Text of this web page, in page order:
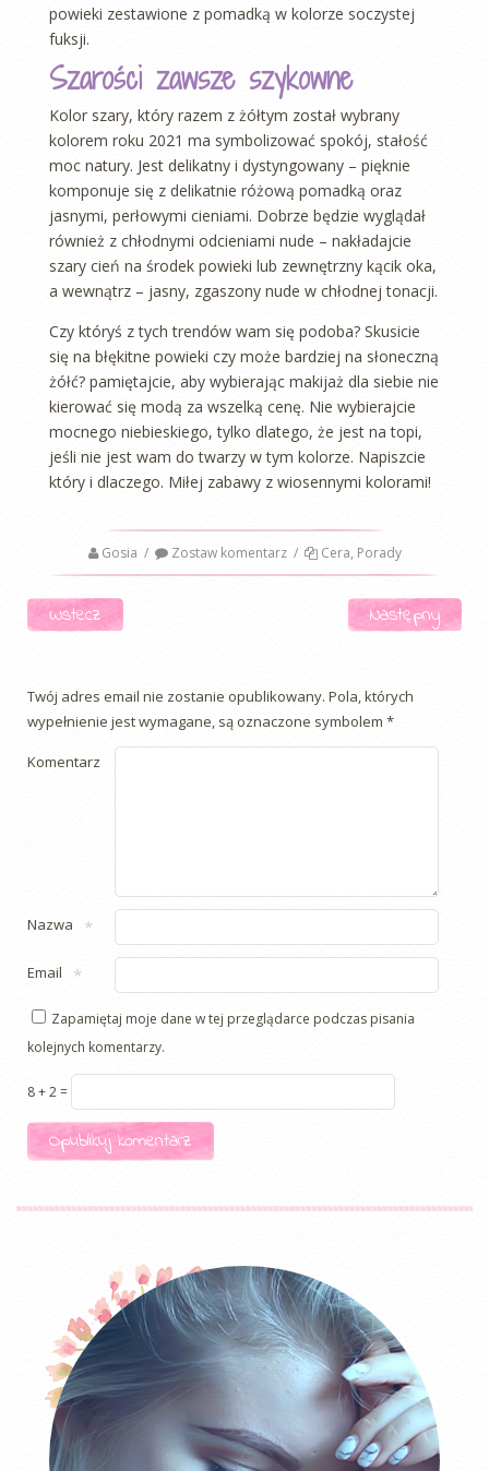
powieki zestawione z pomadką w kolorze soczystej
fuksji.
Szarości zawsze szykowne
Kolor szary, który razem z żółtym został wybrany
kolorem roku 2021 ma symbolizować spokój, stałość
moc natury. Jest delikatny i dystyngowany – pięknie
komponuje się z delikatnie różową pomadką oraz
jasnymi, perłowymi cieniami. Dobrze będzie wyglądał
również z chłodnymi odcieniami nude – nakładajcie
szary cień na środek powieki lub zewnętrzny kącik oka,
a wewnątrz – jasny, zgaszony nude w chłodnej tonacji.
Czy któryś z tych trendów wam się podoba? Skusicie
się na błękitne powieki czy może bardziej na słoneczną
żółć? pamiętajcie, aby wybierając makijaż dla siebie nie
kierować się modą za wszelką cenę. Nie wybierajcie
mocnego niebieskiego, tylko dlatego, że jest na topi,
jeśli nie jest wam do twarzy w tym kolorze. Napiszcie
który i dlaczego. Miłej zabawy z wiosennymi kolorami!
Gosia / Zostaw komentarz / Cera, Porady
Nawigacja
Wstecz Następny
Twój adres email nie zostanie opublikowany. Pola, których
wypełnienie jest wymagane, są oznaczone symbolem *
Komentarz
Nazwa *
Email *
Zapamiętaj moje dane w tej przeglądarce podczas pisania
kolejnych komentarzy.
8 + 2 =